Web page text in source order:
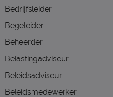
Bedrijfsleider
Begeleider
Beheerder
Belastingadviseur
Beleidsadviseur
Beleidsmedewerker